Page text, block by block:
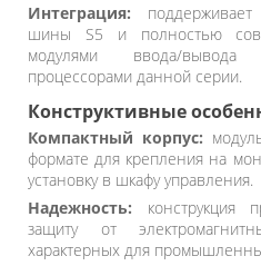
Интеграция:
шины S5 и полностью
модулями ввода/
процессорами данной серии.
Конструктивные
Компактный корпус:
формате для крепления на
установку в шкафу управления.
Надежность: конструкция
защиту от
характерных для